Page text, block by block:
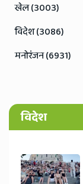
खेल (3003)
विदेश (3086)
मनोरंजन (6931)
विदेश